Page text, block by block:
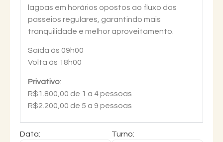
lagoas em horários opostos ao fluxo dos
passeios regulares, garantindo mais
tranquilidade e melhor aproveitamento.
Saída às 09h00
Volta às 18h00
Privativo:
R$1.800,00 de 1 a 4 pessoas
R$2.200,00 de 5 a 9 pessoas
Data: Turno: